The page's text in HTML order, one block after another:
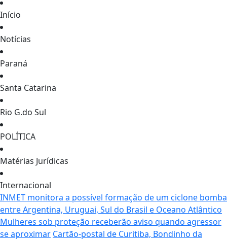
Início
Notícias
Paraná
Santa Catarina
Rio G.do Sul
POLÍTICA
Matérias Jurídicas
Internacional
INMET monitora a possível formação de um ciclone bomba
entre Argentina, Uruguai, Sul do Brasil e Oceano Atlântico
Mulheres sob proteção receberão aviso quando agressor
se aproximar Cartão-postal de Curitiba, Bondinho da